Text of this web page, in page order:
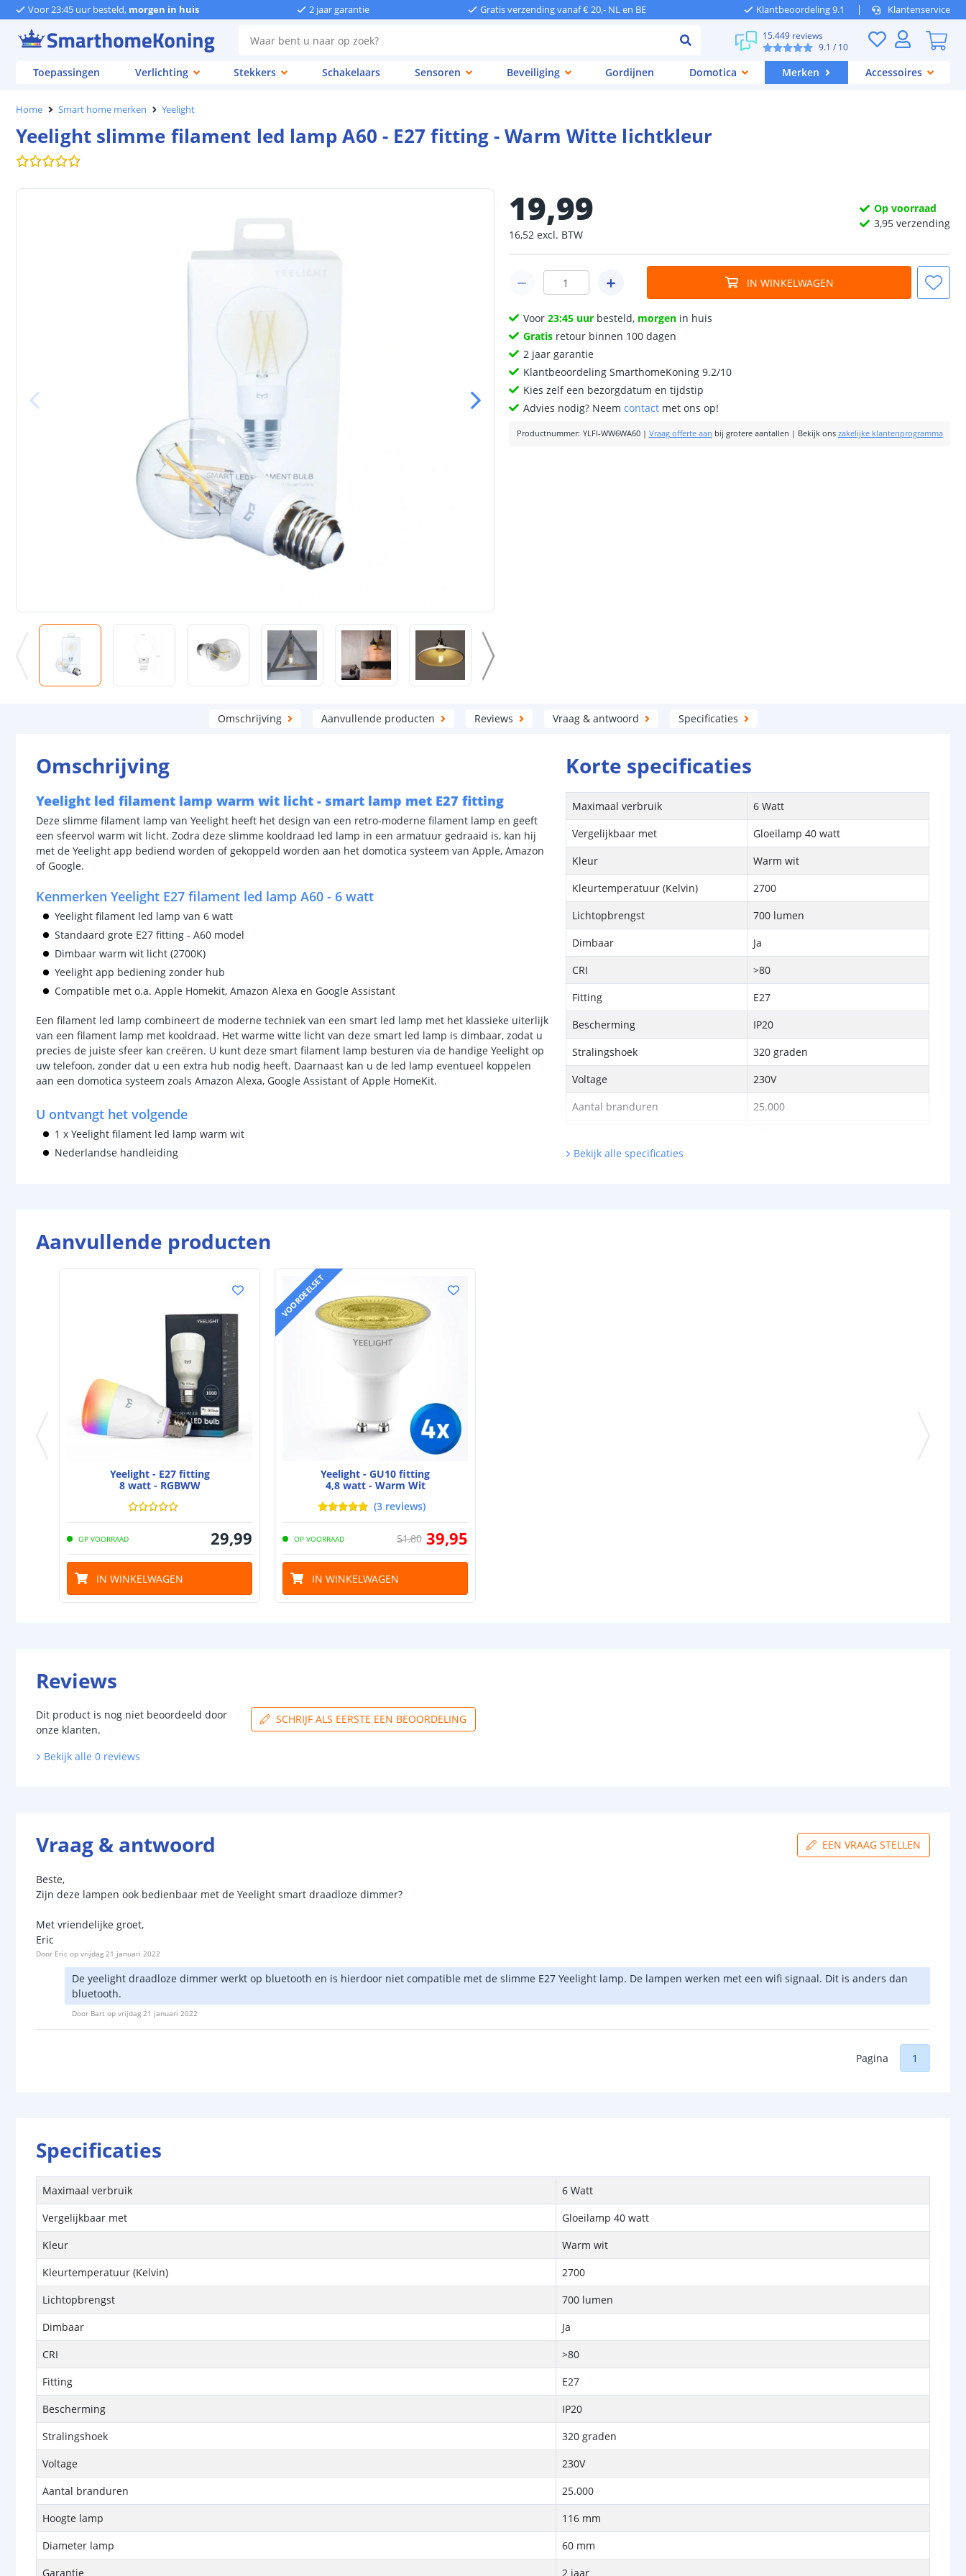
Voor 23:45 uur besteld, morgen in huis 2 jaar garantie Gratis verzending vanaf € 20,- NL en BE Klantbeoordeling 9.1 Klantenservice
15.449 reviews
9.1 / 10
Toepassingen Verlichting Stekkers Schakelaars Sensoren Beveiliging Gordijnen Domotica Merken Accessoires
Home Smart home merken Yeelight
Yeelight slimme filament led lamp A60 - E27 fitting - Warm Witte lichtkleur
19,99
16,52 excl. BTW
Op voorraad
3,95 verzending
IN WINKELWAGEN
Voor23:45 uur besteld, morgen in huis
Gratis retour binnen 100 dagen
2 jaar garantie
Klantbeoordeling SmarthomeKoning 9.2/10
Kies zelf een bezorgdatum en tijdstip
Advies nodig? Neemcontact met ons op!
Productnummer: YLFI-WW6WA60| Vraag offerte aan bij grotere aantallen | Bekijk ons zakelijke klantenprogramma
Omschrijving Aanvullende producten Reviews Vraag & antwoord Specificaties
Omschrijving
Yeelight led filament lamp warm wit licht - smart lamp met E27 fitting
Deze slimme filament lamp van Yeelight heeft het design van een retro-moderne filament lamp en geeft
een sfeervol warm wit licht. Zodra deze slimme kooldraad led lamp in een armatuur gedraaid is, kan hij
met de Yeelight app bediend worden of gekoppeld worden aan het domotica systeem van Apple, Amazon
of Google.
Kenmerken Yeelight E27 filament led lamp A60 - 6 watt
Yeelight filament led lamp van 6 watt
Standaard grote E27 fitting - A60 model
Dimbaar warm wit licht (2700K)
Yeelight app bediening zonder hub
Compatible met o.a. Apple Homekit, Amazon Alexa en Google Assistant
Een filament led lamp combineert de moderne techniek van een smart led lamp met het klassieke uiterlijk
van een filament lamp met kooldraad. Het warme witte licht van deze smart led lamp is dimbaar, zodat u
precies de juiste sfeer kan creëren. U kunt deze smart filament lamp besturen via de handige Yeelight op
uw telefoon, zonder dat u een extra hub nodig heeft. Daarnaast kan u de led lamp eventueel koppelen
aan een domotica systeem zoals Amazon Alexa, Google Assistant of Apple HomeKit.
U ontvangt het volgende
1 x Yeelight filament led lamp warm wit
Nederlandse handleiding
Korte specificaties
Maximaal verbruik
6 Watt
Vergelijkbaar met
Gloeilamp 40 watt
Kleur
Warm wit
Kleurtemperatuur (Kelvin)
2700
Lichtopbrengst
700 lumen
Dimbaar
Ja
CRI
>80
Fitting
E27
Bescherming
IP20
Stralingshoek
320 graden
Voltage
230V
Aantal branduren
25.000
Diameter lamp
Bekijk alle specificaties
Aanvullende producten
Yeelight - E27 fitting
8 watt - RGBWW
OP VOORRAAD 29,99
IN WINKELWAGEN
VOORDEELSET
Yeelight - GU10 fitting
4,8 watt - Warm Wit
(3 reviews)
OP VOORRAAD 51,80 39,95
IN WINKELWAGEN
Reviews
Dit product is nog niet beoordeeld door
onze klanten.
SCHRIJF ALS EERSTE EEN BEOORDELING
Bekijk alle 0 reviews
Vraag & antwoord EEN VRAAG STELLEN
Beste,
Zijn deze lampen ook bedienbaar met de Yeelight smart draadloze dimmer?
Met vriendelijke groet,
Eric
Door Eric op vrijdag 21 januari 2022
De yeelight draadloze dimmer werkt op bluetooth en is hierdoor niet compatible met de slimme E27 Yeelight lamp. De lampen werken met een wifi signaal. Dit is anders dan
bluetooth.
Door Bart op vrijdag 21 januari 2022
Pagina 1
Specificaties
Maximaal verbruik
6 Watt
Vergelijkbaar met
Gloeilamp 40 watt
Kleur
Warm wit
Kleurtemperatuur (Kelvin)
2700
Lichtopbrengst
700 lumen
Dimbaar
Ja
CRI
>80
Fitting
E27
Bescherming
IP20
Stralingshoek
320 graden
Voltage
230V
Aantal branduren
25.000
Hoogte lamp
116 mm
Diameter lamp
60 mm
Garantie
2 jaar